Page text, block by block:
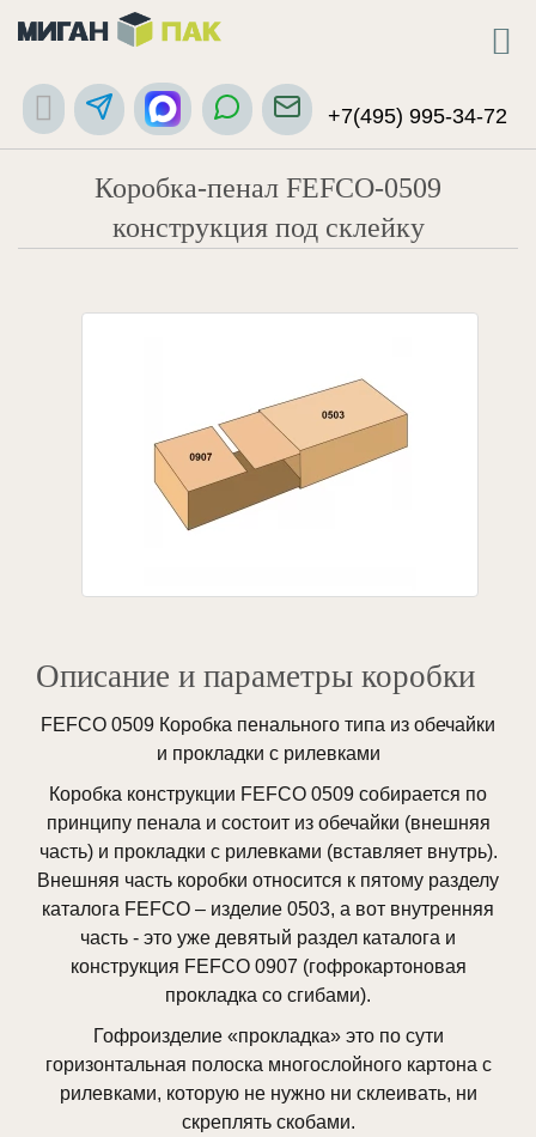
+7(495) 995-34-72
Коробка-пенал FEFCO-0509
конструкция под склейку
Описание и параметры коробки
FEFCO 0509 Коробка пенального типа из обечайки
и прокладки с рилевками
Коробка конструкции FEFCO 0509 собирается по
принципу пенала и состоит из обечайки (внешняя
часть) и прокладки с рилевками (вставляет внутрь).
Внешняя часть коробки относится к пятому разделу
каталога FEFCO – изделие 0503, а вот внутренняя
часть - это уже девятый раздел каталога и
конструкция FEFCO 0907 (гофрокартоновая
прокладка со сгибами).
Гофроизделие «прокладка» это по сути
горизонтальная полоска многослойного картона с
рилевками, которую не нужно ни склеивать, ни
скреплять скобами.